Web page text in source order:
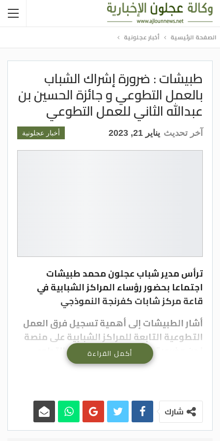
الصفحة الرئيسية أخبار عجلونية
طبيشات : ضرورة إشراك الشباب
بالعمل التطوعي و جائزة الحسين بن
عبدالله الثاني للعمل التطوعي
أخبار عجلونية آخر تحديث يناير 21, 2023
ترأس مدير شباب عجلون محمد طبيشات
اجتماعا بحضور رؤساء المراكز الشبابية في
قاعة مركز شابات كفرنجة النموذجي
أشار الطبيشات إلى أهمية تسجيل فرق العمل
التطوعية التابعة للمراكز الشبابية على منصة
نحن وضرورة إشراك الشباب بالعمل التطوعي
والمشاركة في جائزة الحسين بن عبدالله الثاني
العمل التطوعي.
وأكد الطبيشات على أهمية المراكز الشبابية
أكمل القراءة
شارك